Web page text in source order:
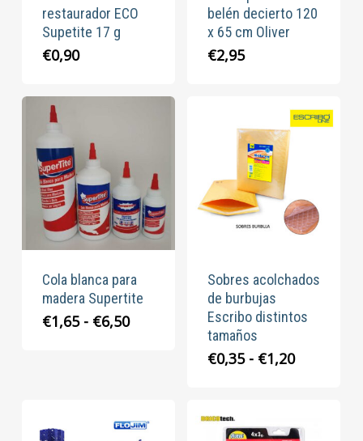
restaurador ECO
Supetite 17 g
€0,90
belén decierto 120
x 65 cm Oliver
€2,95
Cola blanca para
madera Supertite
€1,65 - €6,50Rango
€6,50
Sobres acolchados
de burbujas
Escribo distintos
tamaños
€0,35 - €1,20Rango
€0,35